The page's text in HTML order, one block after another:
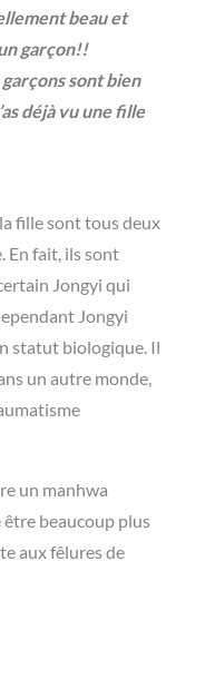
beau et
garçon!!
garçons sont bien
déjà vu une fille
fille sont tous deux
En fait, ils sont
Jongyi qui
Jongyi
statut biologique. Il
un autre monde,
un manhwa
beaucoup plus
aux fêlures de